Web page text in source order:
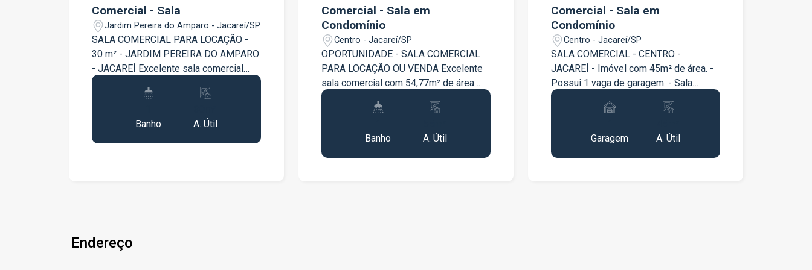
consultores e agende sua visita!
Comercial - Sala
Jardim Pereira do Amparo - Jacareí/SP
SALA COMERCIAL PARA LOCAÇÃO -
30 m² - JARDIM PEREIRA DO AMPARO
- JACAREÍ Excelente sala comercial
disponível para locação no bairro
Jardim Pereira do Amparo, em Jacareí,
profissionais liberais e empresas de
prestação de serviços. O imóvel possui
versátil e funcional Uma excelente
Banho
A. Útil
Comercial - Sala em
Condomínio
Centro - Jacareí/SP
OPORTUNIDADE - SALA COMERCIAL
PARA LOCAÇÃO OU VENDA Excelente
sala comercial com 54,77m² de área
privativa, ideal para escritórios,
consultórios, clínicas, coworking ou
Características do imóvel: 71m² de área
privativa Sala térrea 01 banheiro
Banho
A. Útil
Comercial - Sala em
Condomínio
Centro - Jacareí/SP
SALA COMERCIAL - CENTRO -
JACAREÍ - Imóvel com 45m² de área. -
Possui 1 vaga de garagem. - Sala
ampla com divisórias. Ficou
Interessado? Fale com a nossa equipe!
Garagem
A. Útil
Endereço